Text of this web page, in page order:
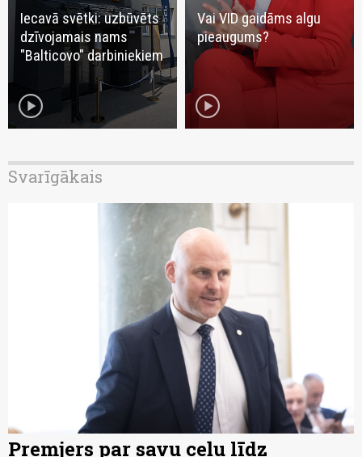
Iecavā svētki: uzbūvēts
dzīvojamais nams
"Balticovo" darbiniekiem
play_circle
Vai VID gaidāms algu
pieaugums?
play_circle
Svarīgākais
Premjers par savu ceļu līdz